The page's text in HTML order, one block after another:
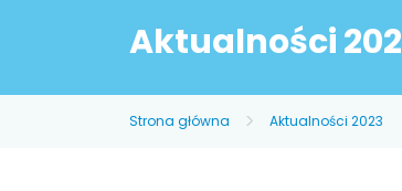
Aktualności
Strona główna Aktualności 2023